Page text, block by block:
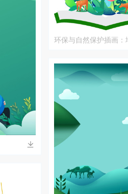
环保与自然保护插画：